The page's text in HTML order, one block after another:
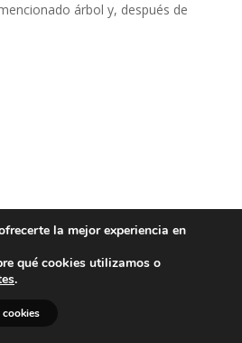
árbol y, después de
la mejor experiencia en
qué cookies utilizamos o
.
cookies